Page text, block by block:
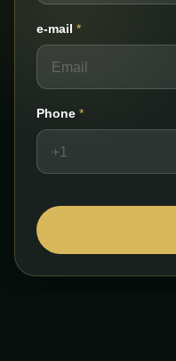
*
e
m
i
l
h
e
e-mail *
Phone *